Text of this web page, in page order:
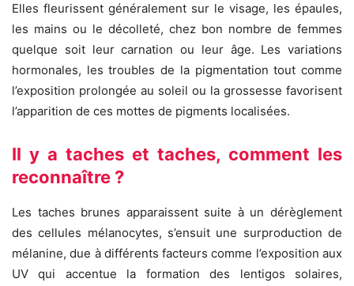
Elles fleurissent généralement sur le visage, les épaules,
les mains ou le décolleté, chez bon nombre de femmes
quelque soit leur carnation ou leur âge. Les variations
hormonales, les troubles de la pigmentation tout comme
l’exposition prolongée au soleil ou la grossesse favorisent
l’apparition de ces mottes de pigments localisées.
Il y a taches et taches, comment les
reconnaître ?
Les taches brunes apparaissent suite à un dérèglement
des cellules mélanocytes, s’ensuit une surproduction de
mélanine, due à différents facteurs comme l’exposition aux
UV qui accentue la formation des lentigos solaires,